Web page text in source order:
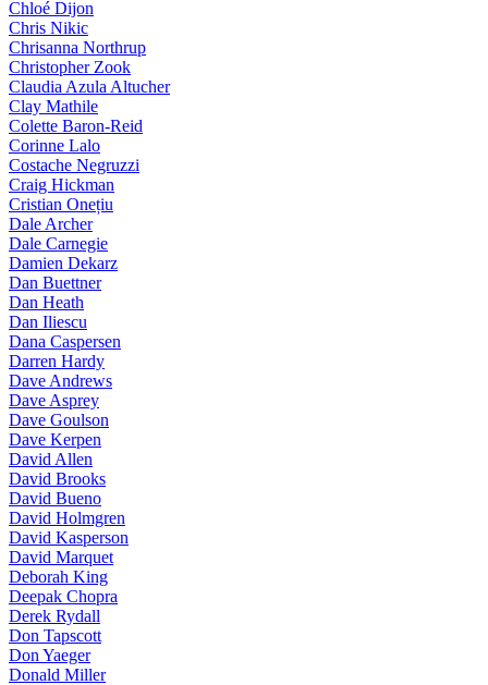
Chloé Dijon
Chris Nikic
Chrisanna Northrup
Christopher Zook
Claudia Azula Altucher
Clay Mathile
Colette Baron-Reid
Corinne Lalo
Costache Negruzzi
Craig Hickman
Cristian Onețiu
Dale Archer
Dale Carnegie
Damien Dekarz
Dan Buettner
Dan Heath
Dan Iliescu
Dana Caspersen
Darren Hardy
Dave Andrews
Dave Asprey
Dave Goulson
Dave Kerpen
David Allen
David Brooks
David Bueno
David Holmgren
David Kasperson
David Marquet
Deborah King
Deepak Chopra
Derek Rydall
Don Tapscott
Don Yaeger
Donald Miller